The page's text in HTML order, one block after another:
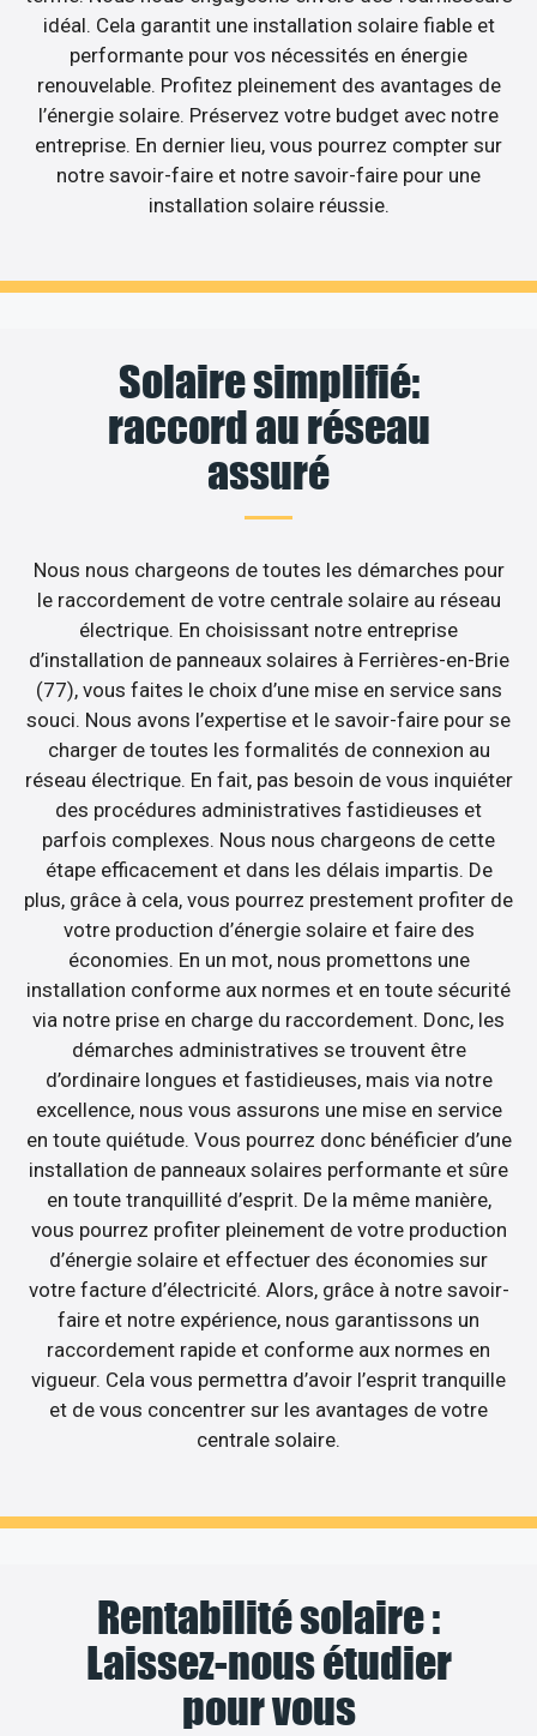
idéal. Cela garantit une installation solaire fiable et
performante pour vos nécessités en énergie
renouvelable. Profitez pleinement des avantages de
l’énergie solaire. Préservez votre budget avec notre
entreprise. En dernier lieu, vous pourrez compter sur
notre savoir-faire et notre savoir-faire pour une
installation solaire réussie.
Solaire simplifié:
raccord au réseau
assuré
Nous nous chargeons de toutes les démarches pour
le raccordement de votre centrale solaire au réseau
électrique. En choisissant notre entreprise
d’installation de panneaux solaires à Ferrières-en-Brie
(77), vous faites le choix d’une mise en service sans
souci. Nous avons l’expertise et le savoir-faire pour se
charger de toutes les formalités de connexion au
réseau électrique. En fait, pas besoin de vous inquiéter
des procédures administratives fastidieuses et
parfois complexes. Nous nous chargeons de cette
étape efficacement et dans les délais impartis. De
plus, grâce à cela, vous pourrez prestement profiter de
votre production d’énergie solaire et faire des
économies. En un mot, nous promettons une
installation conforme aux normes et en toute sécurité
via notre prise en charge du raccordement. Donc, les
démarches administratives se trouvent être
d’ordinaire longues et fastidieuses, mais via notre
excellence, nous vous assurons une mise en service
en toute quiétude. Vous pourrez donc bénéficier d’une
installation de panneaux solaires performante et sûre
en toute tranquillité d’esprit. De la même manière,
vous pourrez profiter pleinement de votre production
d’énergie solaire et effectuer des économies sur
votre facture d’électricité. Alors, grâce à notre savoir-
faire et notre expérience, nous garantissons un
raccordement rapide et conforme aux normes en
vigueur. Cela vous permettra d’avoir l’esprit tranquille
et de vous concentrer sur les avantages de votre
centrale solaire.
Rentabilité solaire :
Laissez-nous étudier
pour vous